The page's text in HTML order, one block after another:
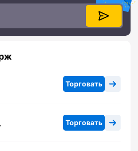
Торговать
Торговать